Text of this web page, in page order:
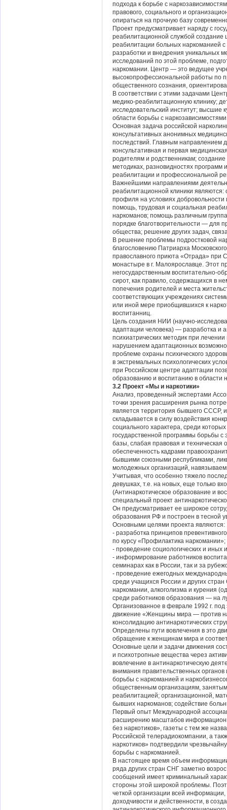
подхода к борьбе с
правового, социального и
опираться на прочную базу
Проект предусматривает наряду с
реабилитационной службой создание
реабилитации больных наркоманией
разработки и внедрения уникальных
исследований по этой проблеме,
наркомании. Центр — это ведущее
высокопрофессиональной работы по
общественного сознания,
В соответствии с этими задачами
медико-реабилитационную клинику;
исследовательский институт; высшие
области борьбы с
Основная задача российской
консультативных анонимных
последствий. Главным направлением
консультативная и первая
родителям и родственникам;
методиках, разновидностях
реабилитации и профессиональной
Важнейшими направлениями
реабилитационной клиники являются:
профиля на условиях
помощь, трудовая и социальная
наркоманов; помощь различным
порядке благотворительности — для
общества; решение других задач,
В решение проблемы подростковой
благословению Патриарха
православного приюта «Отрада» при
монастыре в г. Малоярославце. Этот
негосударственным воспитательно-
сирот, как правило, содержащихся в
попечения родителей и места
соответствующих учреждениях
или иной мере приобщившихся к
воспитанниц.
Цель создания НИИ (научно-
адаптации человека) — разработка и
психиатрических методик при
нарушением адаптационных
проблеме охраны психического
в экстремальных психологических
при Российском центре адаптации
образованию и воспитанию в области
3.2 Проект «Мы и наркотики»
Анализ, проведенный экспертами
точки зрения расширения рынка
является территория бывшего СССР, и
складывается в силу воздействия
социального характера, среди
государственной программы борьбы с
базы, слабая правовая и техническая
обеспеченность кадрами
бывшими союзными республиками,
молодежных организаций,
Учитывая, что особенно тяжело
девушках, т.е. на новых, еще только
(Антинаркотическое образование и
специальный проект
Он предусматривает ее широкое
образования РФ и построен в тесной
Основными целями проекта являются:
- разработка принципов
по курсу «Профилактика наркомании»;
- проведение социологических и иных
- информирование работников
семинарах как в России, так и за
- проведение ежегодных
среди учащихся России и других
наркомании, алкоголизма и курения
среди работников образования — на
Организованное в феврале 1992 г.
движение «Женщины мира — против
консолидацию антинаркотических
Определены пути вовлечения в это
обращение к женщинам мира и
Основные цели и задачи движения
и психотропные вещества через
вовлечение в антинаркотическую
внимания правительственных
борьбы с наркоманией и
общественным организациям,
реабилитацией; организационной,
бывших наркоманов; содействие
Первый опыт Международной
расширению масштабов
без наркотиков», газеты с тем же
Российской телерадиокомпании, а
наркотиков» подтвердили
борьбы с наркоманией.
В настоящее время объем
ряда других стран СНГ заметно
сообщений имеет криминальный
стороны этой широкой проблемы.
четкой организации всей
доходчивости и действенности, в